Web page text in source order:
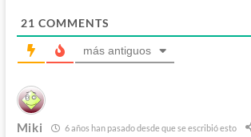
21 COMMENTS
más antiguos
Miki 6 años han pasado desde que se escribió esto